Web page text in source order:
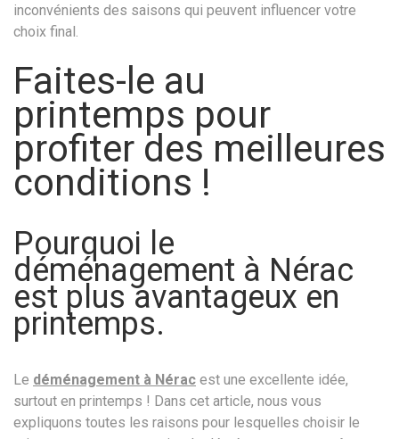
inconvénients des saisons qui peuvent influencer votre
choix final.
Faites-le au
printemps pour
profiter des meilleures
conditions !
Pourquoi le
déménagement à Nérac
est plus avantageux en
printemps.
Le déménagement à Nérac est une excellente idée,
surtout en printemps ! Dans cet article, nous vous
expliquons toutes les raisons pour lesquelles choisir le